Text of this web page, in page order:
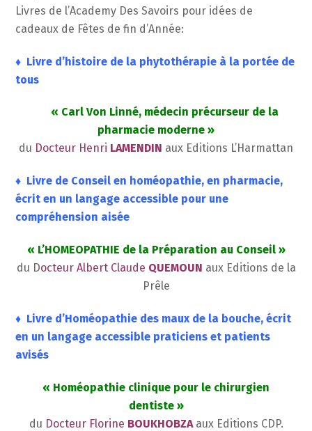
Livres de l’Academy Des Savoirs pour idées de
cadeaux de Fêtes de fin d’Année:
♦ Livre d’histoire de la phytothérapie à la portée de
tous
« Carl Von Linné, médecin précurseur de la
pharmacie moderne »
du Docteur Henri LAMENDIN aux Editions L’Harmattan
♦ Livre de Conseil en homéopathie, en pharmacie,
écrit en un langage accessible pour une
compréhension aisée
« L’HOMEOPATHIE de la Préparation au Conseil »
du Docteur Albert Claude QUEMOUN aux Editions de la
Prêle
♦ Livre d’Homéopathie des maux de la bouche, écrit
en un langage accessible praticiens et patients
avisés
« Homéopathie clinique pour le chirurgien
dentiste »
du Docteur Florine BOUKHOBZAaux Editions CDP.